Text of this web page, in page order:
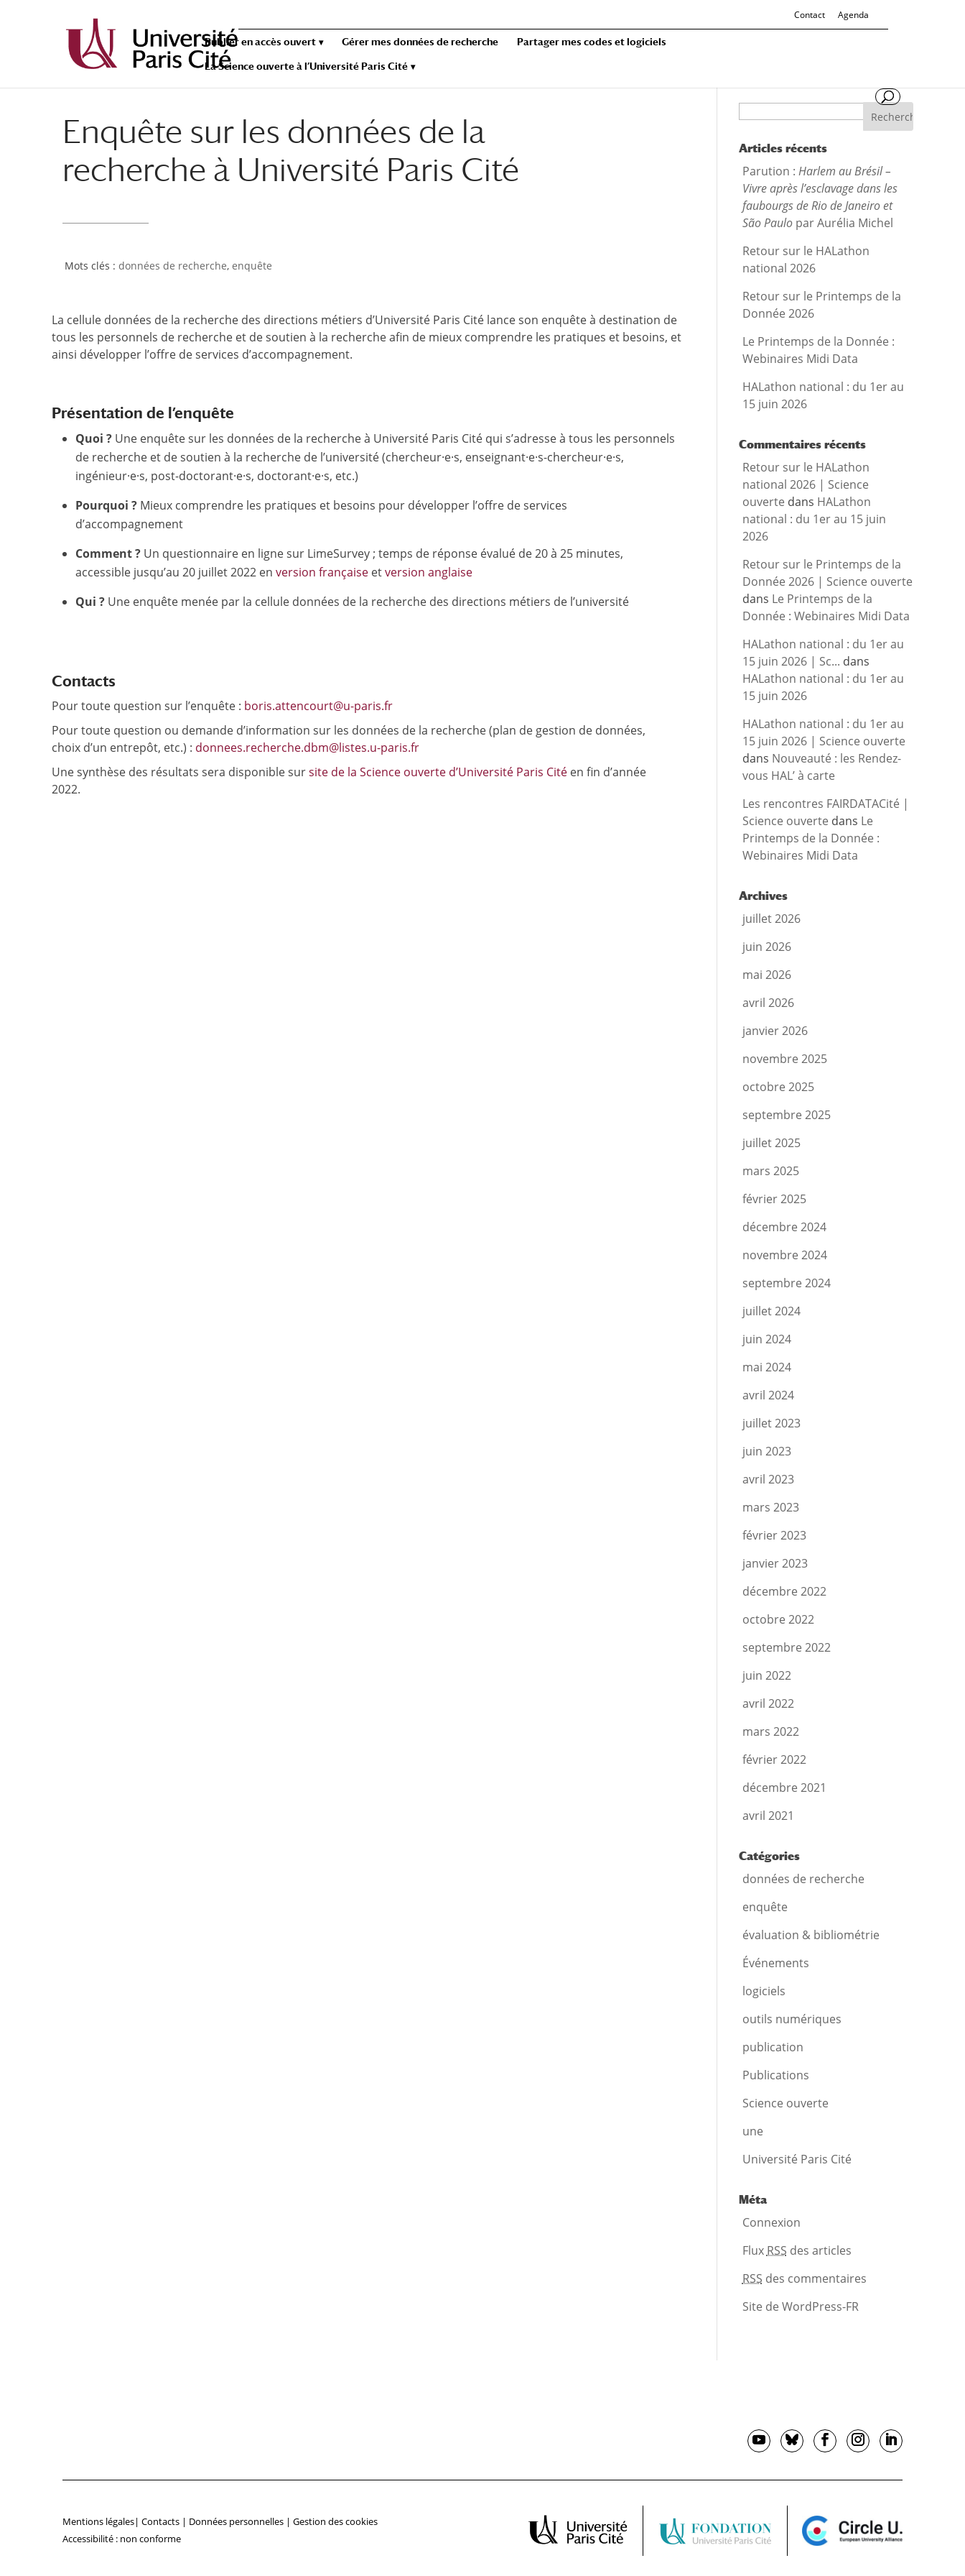
Contact Agenda
Publier en accès ouvert Gérer mes données de recherche Partager mes codes et logiciels
La Science ouverte à l’Université Paris Cité
Enquête sur les données de la
recherche à Université Paris Cité
données de recherche, enquête
La cellule données de la recherche des directions métiers d’Université Paris Cité lance son enquête à destination de
tous les personnels de recherche et de soutien à la recherche afin de mieux comprendre les pratiques et besoins, et
ainsi développer l’offre de services d’accompagnement.
Présentation de l’enquête
Quoi ? Une enquête sur les données de la recherche à Université Paris Cité qui s’adresse à tous les personnels
de recherche et de soutien à la recherche de l’université (chercheur·e·s, enseignant·e·s-chercheur·e·s,
ingénieur·e·s, post-doctorant·e·s, doctorant·e·s, etc.)
Pourquoi ? Mieux comprendre les pratiques et besoins pour développer l’offre de services
d’accompagnement
Comment ? Un questionnaire en ligne sur LimeSurvey ; temps de réponse évalué de 20 à 25 minutes,
accessible jusqu’au 20 juillet 2022 enversion française etversion anglaise
Qui ? Une enquête menée par la cellule données de la recherche des directions métiers de l’université
Contacts
Pour toute question sur l’enquête : boris.attencourt@u-paris.fr
Pour toute question ou demande d’information sur les données de la recherche (plan de gestion de données,
choix d’un entrepôt, etc.) : donnees.recherche.dbm@listes.u-paris.fr
Une synthèse des résultats sera disponible sursite de la Science ouverte d’Université Paris Cité en fin d’année
2022.
Articles récents
Parution : Harlem au Brésil –
Vivre après l’esclavage dans les
faubourgs de Rio de Janeiro et
São Paulopar Aurélia Michel
Retour sur le HALathon
national 2026
Retour sur le Printemps de la
Donnée 2026
Le Printemps de la Donnée :
Webinaires Midi Data
HALathon national : du 1er au
15 juin 2026
Commentaires récents
Retour sur le HALathon
national 2026 | Science
ouverte dans HALathon
national : du 1er au 15 juin
2026
Retour sur le Printemps de la
Donnée 2026 | Science ouverte
dans Le Printemps de la
Donnée : Webinaires Midi Data
HALathon national : du 1er au
15 juin 2026 | Sc... dans
HALathon national : du 1er au
15 juin 2026
HALathon national : du 1er au
15 juin 2026 | Science ouverte
dans Nouveauté : les Rendez-
vous HAL’ à carte
Les rencontres FAIRDATACité |
Science ouverte dans Le
Printemps de la Donnée :
Webinaires Midi Data
Archives
juillet 2026
juin 2026
mai 2026
avril 2026
janvier 2026
novembre 2025
octobre 2025
septembre 2025
juillet 2025
mars 2025
février 2025
décembre 2024
novembre 2024
septembre 2024
juillet 2024
juin 2024
mai 2024
avril 2024
juillet 2023
juin 2023
avril 2023
mars 2023
février 2023
janvier 2023
décembre 2022
octobre 2022
septembre 2022
juin 2022
avril 2022
mars 2022
février 2022
décembre 2021
avril 2021
Catégories
données de recherche
enquête
évaluation & bibliométrie
Événements
logiciels
outils numériques
publication
Publications
Science ouverte
une
Université Paris Cité
Méta
Connexion
Flux RSS des articles
RSS des commentaires
Site de WordPress-FR
Mentions légales| Contacts | Données personnelles | Gestion des cookies
Accessibilité : non conforme